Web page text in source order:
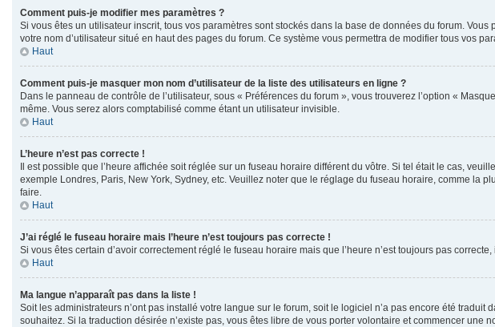
Comment puis-je modifier mes paramètres ?
Si vous êtes un utilisateur inscrit, tous vos paramètres sont stockés dans la base de données du forum.
votre nom d’utilisateur situé en haut des pages du forum. Ce système vous permettra de modifier tous vos
Haut
Comment puis-je masquer mon nom d’utilisateur de la liste des utilisateurs en ligne ?
Dans le panneau de contrôle de l’utilisateur, sous « Préférences du forum », vous trouverez l’option «
même. Vous serez alors comptabilisé comme étant un utilisateur invisible.
Haut
L’heure n’est pas correcte !
Il est possible que l’heure affichée soit réglée sur un fuseau horaire différent du vôtre. Si tel était le cas,
exemple Londres, Paris, New York, Sydney, etc. Veuillez noter que le réglage du fuseau horaire, comme la
faire.
Haut
J’ai réglé le fuseau horaire mais l’heure n’est toujours pas correcte !
Si vous êtes certain d’avoir correctement réglé le fuseau horaire mais que l’heure n’est toujours pas
Haut
Ma langue n’apparaît pas dans la liste !
Soit les administrateurs n’ont pas installé votre langue sur le forum, soit le logiciel n’a pas encore été
souhaitez. Si la traduction désirée n’existe pas, vous êtes libre de vous porter volontaire et commencer une